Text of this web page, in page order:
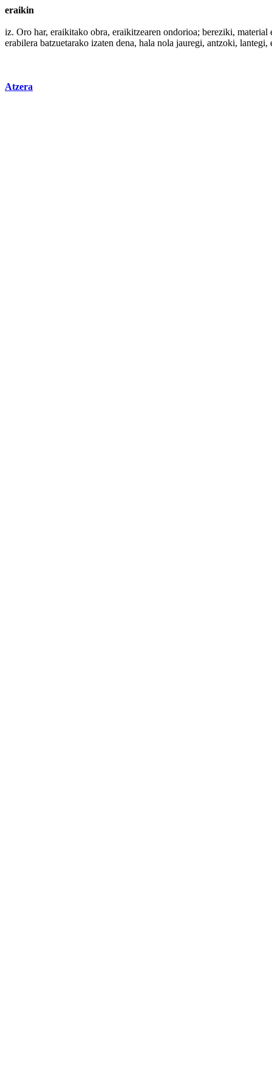
eraikin
iz. Oro har, eraikitako obra, eraikitzearen ondorioa; bereziki, material
erabilera batzuetarako izaten dena, hala nola jauregi, antzoki, lantegi,
Atzera